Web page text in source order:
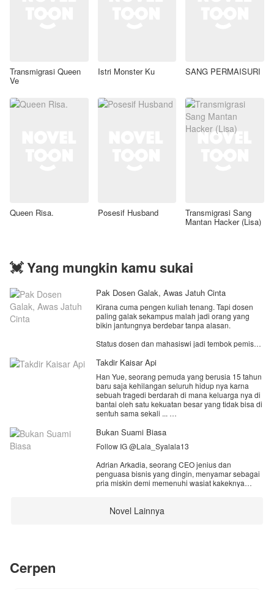
Transmigrasi Queen
Ve
Istri Monster Ku SANG PERMAISURI
Queen Risa. Posesif Husband Transmigrasi Sang
Mantan Hacker (Lisa)
💓 Yang mungkin kamu sukai
Pak Dosen Galak, Awas Jatuh Cinta
Kirana cuma pengen kuliah tenang. Tapi dosen
paling galak sekampus malah jadi orang yang
bikin jantungnya berdebar tanpa alasan.
Status dosen dan mahasiswi jadi tembok pemisah.
menghancurkan semuanya.
Satu pertanyaan tersisa: berani nggak, Kirana,
jatuh cinta pada orang yang paling dilarang buat
dicintai?
Takdir Kaisar Api
Han Yue, seorang pemuda yang berusia 15 tahun
baru saja kehilangan seluruh hidup nya karna
sebuah tragedi berdarah di mana keluarga nya di
bantai oleh satu kekuatan besar yang tidak bisa di
sentuh sama sekali ...
Semua itu hanya karena tuan muda dari kekuatan
membuat tragedi itu terjadi, namun Han Yue
jurang yang dalam ...
Di dalam jurang itu dia bertemu dengan sosok
dengan bantuan tubuh roh itu Han Yue belajar
Bukan Suami Biasa
Follow IG @Lala_Syalala13
Adrian Arkadia, seorang CEO jenius dan
penguasa bisnis yang dingin, menyamar sebagai
pria miskin demi memenuhi wasiat kakeknya
Ia kemudian menikahi Arumi, gadis sederhana
berhati emas yang dijadikan "pelayan" dan
Novel Lainnya
Cerpen